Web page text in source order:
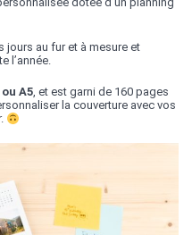
jours au fur et à mesure et
l’année.
ou A5, et est garni de 160 pages
la couverture avec vos